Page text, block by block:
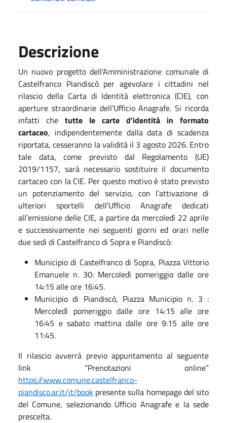
Descrizione
Un nuovo progetto dell’Amministrazione comunale di
Castelfranco Piandiscò per agevolare i cittadini nel
rilascio della Carta di Identità elettronica (CIE), con
aperture straordinarie dell’Ufficio Anagrafe. Si ricorda
infatti che tutte le carte d’identità in formato
cartaceo, indipendentemente dalla data di scadenza
riportata, cesseranno la validità il 3 agosto 2026. Entro
tale data, come previsto dal Regolamento (UE)
2019/1157, sarà necessario sostituire il documento
cartaceo con la CIE. Per questo motivo è stato previsto
un potenziamento del servizio, con l’attivazione di
ulteriori sportelli dell’Ufficio Anagrafe dedicati
all’emissione delle CIE, a partire da mercoledì 22 aprile
e successivamente nei seguenti giorni ed orari nelle
due sedi di Castelfranco di Sopra e Piandiscò:
Municipio di Castelfranco di Sopra, Piazza Vittorio
Emanuele n. 30: Mercoledì pomeriggio dalle ore
14:15 alle ore 16:45.
Municipio di Piandiscò, Piazza Municipio n. 3 :
Mercoledì pomeriggio dalle ore 14:15 alle ore
16:45 e sabato mattina dalle ore 9:15 alle ore
11:45.
Il rilascio avverrà previo appuntamento al seguente
link “Prenotazioni online”
https://www.comune.castelfranco-
piandisco.ar.it/it/book presente sulla homepage del sito
del Comune, selezionando Ufficio Anagrafe e la sede
prescelta.